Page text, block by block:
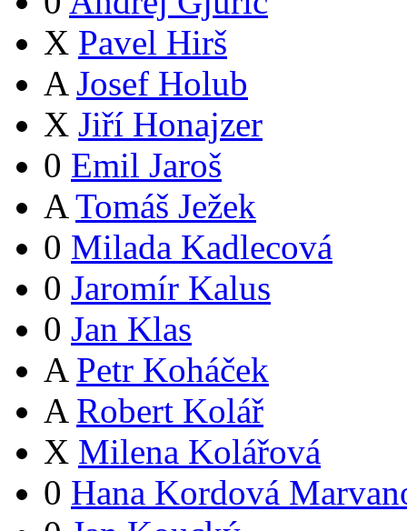
X Pavel Hirš
A Josef Holub
X Jiří Honajzer
0 Emil Jaroš
A Tomáš Ježek
0 Milada Kadlecová
0 Jaromír Kalus
0 Jan Klas
A Petr Koháček
A Robert Kolář
X Milena Kolářová
0 Hana Kordová